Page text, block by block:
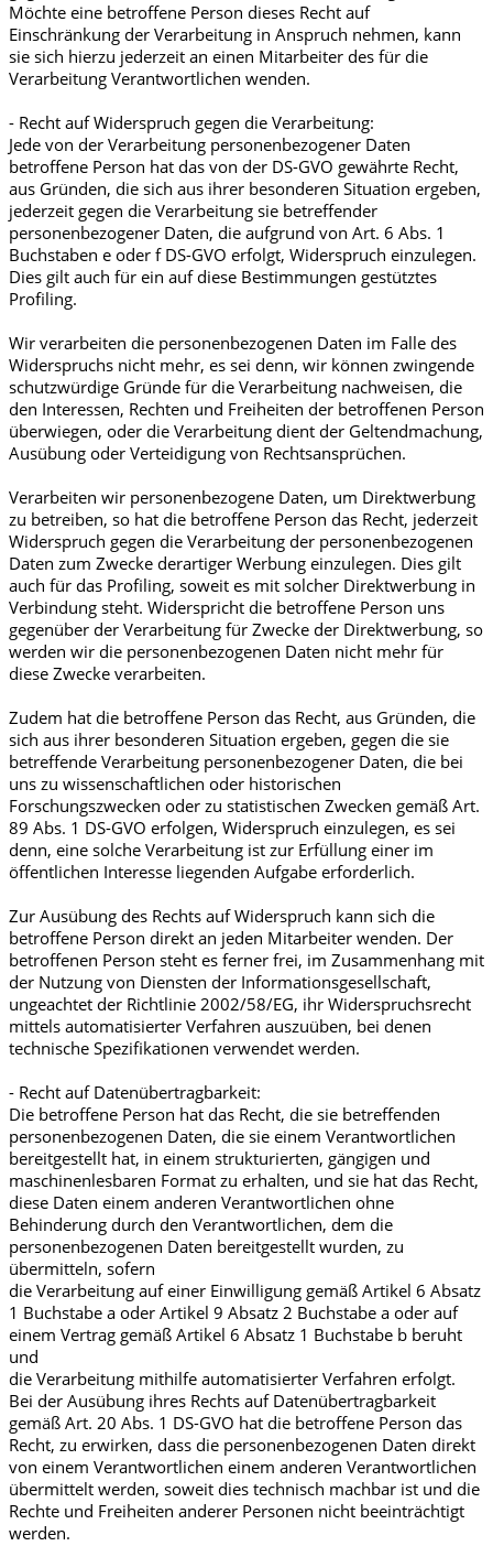
Möchte eine betroffene Person dieses Recht auf
Einschränkung der Verarbeitung in Anspruch nehmen, kann
sie sich hierzu jederzeit an einen Mitarbeiter des für die
Verarbeitung Verantwortlichen wenden.
- Recht auf Widerspruch gegen die Verarbeitung:
Jede von der Verarbeitung personenbezogener Daten
betroffene Person hat das von der DS-GVO gewährte Recht,
aus Gründen, die sich aus ihrer besonderen Situation ergeben,
jederzeit gegen die Verarbeitung sie betreffender
personenbezogener Daten, die aufgrund von Art. 6 Abs. 1
Buchstaben e oder f DS-GVO erfolgt, Widerspruch einzulegen.
Dies gilt auch für ein auf diese Bestimmungen gestütztes
Profiling.
Wir verarbeiten die personenbezogenen Daten im Falle des
Widerspruchs nicht mehr, es sei denn, wir können zwingende
schutzwürdige Gründe für die Verarbeitung nachweisen, die
den Interessen, Rechten und Freiheiten der betroffenen Person
überwiegen, oder die Verarbeitung dient der Geltendmachung,
Ausübung oder Verteidigung von Rechtsansprüchen.
Verarbeiten wir personenbezogene Daten, um Direktwerbung
zu betreiben, so hat die betroffene Person das Recht, jederzeit
Widerspruch gegen die Verarbeitung der personenbezogenen
Daten zum Zwecke derartiger Werbung einzulegen. Dies gilt
auch für das Profiling, soweit es mit solcher Direktwerbung in
Verbindung steht. Widerspricht die betroffene Person uns
gegenüber der Verarbeitung für Zwecke der Direktwerbung, so
werden wir die personenbezogenen Daten nicht mehr für
diese Zwecke verarbeiten.
Zudem hat die betroffene Person das Recht, aus Gründen, die
sich aus ihrer besonderen Situation ergeben, gegen die sie
betreffende Verarbeitung personenbezogener Daten, die bei
uns zu wissenschaftlichen oder historischen
Forschungszwecken oder zu statistischen Zwecken gemäß Art.
89 Abs. 1 DS-GVO erfolgen, Widerspruch einzulegen, es sei
denn, eine solche Verarbeitung ist zur Erfüllung einer im
öffentlichen Interesse liegenden Aufgabe erforderlich.
Zur Ausübung des Rechts auf Widerspruch kann sich die
betroffene Person direkt an jeden Mitarbeiter wenden. Der
betroffenen Person steht es ferner frei, im Zusammenhang mit
der Nutzung von Diensten der Informationsgesellschaft,
ungeachtet der Richtlinie 2002/58/EG, ihr Widerspruchsrecht
mittels automatisierter Verfahren auszuüben, bei denen
technische Spezifikationen verwendet werden.
- Recht auf Datenübertragbarkeit:
Die betroffene Person hat das Recht, die sie betreffenden
personenbezogenen Daten, die sie einem Verantwortlichen
bereitgestellt hat, in einem strukturierten, gängigen und
maschinenlesbaren Format zu erhalten, und sie hat das Recht,
diese Daten einem anderen Verantwortlichen ohne
Behinderung durch den Verantwortlichen, dem die
personenbezogenen Daten bereitgestellt wurden, zu
übermitteln, sofern
die Verarbeitung auf einer Einwilligung gemäß Artikel 6 Absatz
1 Buchstabe a oder Artikel 9 Absatz 2 Buchstabe a oder auf
einem Vertrag gemäß Artikel 6 Absatz 1 Buchstabe b beruht
und
die Verarbeitung mithilfe automatisierter Verfahren erfolgt.
Bei der Ausübung ihres Rechts auf Datenübertragbarkeit
gemäß Art. 20 Abs. 1 DS-GVO hat die betroffene Person das
Recht, zu erwirken, dass die personenbezogenen Daten direkt
von einem Verantwortlichen einem anderen Verantwortlichen
übermittelt werden, soweit dies technisch machbar ist und die
Rechte und Freiheiten anderer Personen nicht beeinträchtigt
werden.